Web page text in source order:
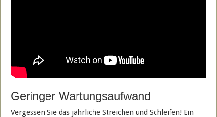
Geringer Wartungsaufwand
Vergessen Sie das jährliche Streichen und Schleifen! Ein